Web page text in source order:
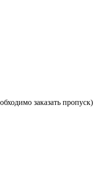
заказать пропуск)